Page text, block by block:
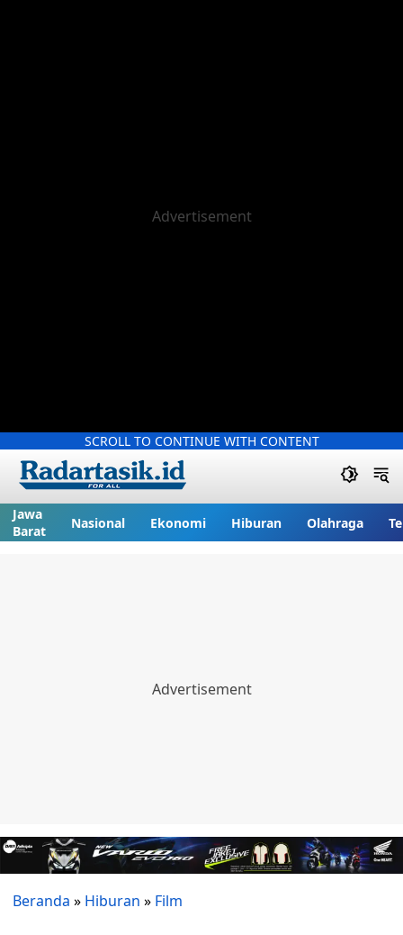
SCROLL TO CONTINUE WITH CONTENT
Jawa
Barat
Nasional Ekonomi Hiburan Olahraga
Beranda » Hiburan » Film